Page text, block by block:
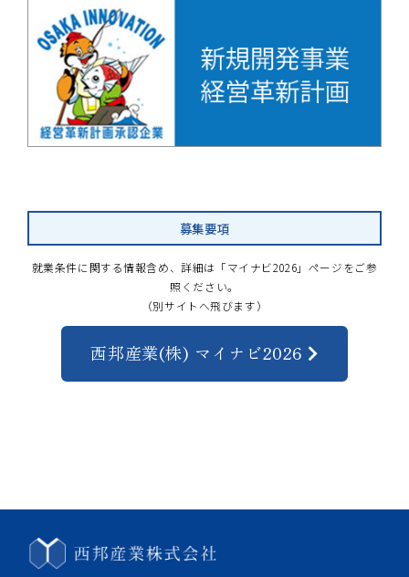
募集要項
就業条件に関する情報含め、詳細は「マイナビ2026」ページをご参
照ください。
（別サイトへ飛びます）
西邦産業(株) マイナビ2026